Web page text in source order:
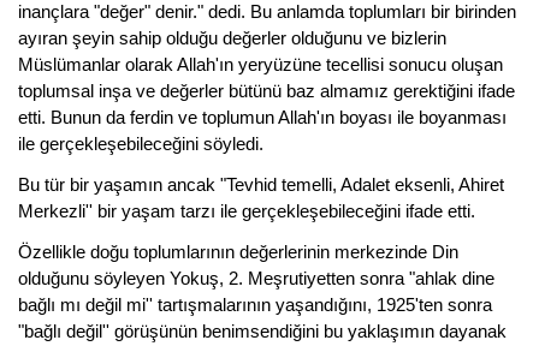
inançlara "değer" denir." dedi. Bu anlamda toplumları bir birinden
ayıran şeyin sahip olduğu değerler olduğunu ve bizlerin
Müslümanlar olarak Allah'ın yeryüzüne tecellisi sonucu oluşan
toplumsal inşa ve değerler bütünü baz almamız gerektiğini ifade
etti. Bunun da ferdin ve toplumun Allah'ın boyası ile boyanması
ile gerçekleşebileceğini söyledi.
Bu tür bir yaşamın ancak "Tevhid temelli, Adalet eksenli, Ahiret
Merkezli'' bir yaşam tarzı ile gerçekleşebileceğini ifade etti.
Özellikle doğu toplumlarının değerlerinin merkezinde Din
olduğunu söyleyen Yokuş, 2. Meşrutiyetten sonra "ahlak dine
bağlı mı değil mi'' tartışmalarının yaşandığını, 1925'ten sonra
"bağlı değil'' görüşünün benimsendiğini bu yaklaşımın dayanak